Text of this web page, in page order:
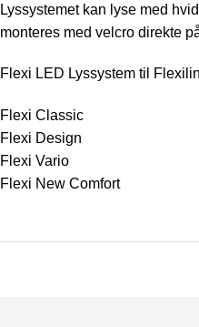
Lyssystemet kan lyse med
monteres med velcro direkte
Flexi LED Lyssystem til
Flexi Classic
Flexi Design
Flexi Vario
Flexi New Comfort